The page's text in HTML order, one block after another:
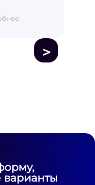
>
варианты